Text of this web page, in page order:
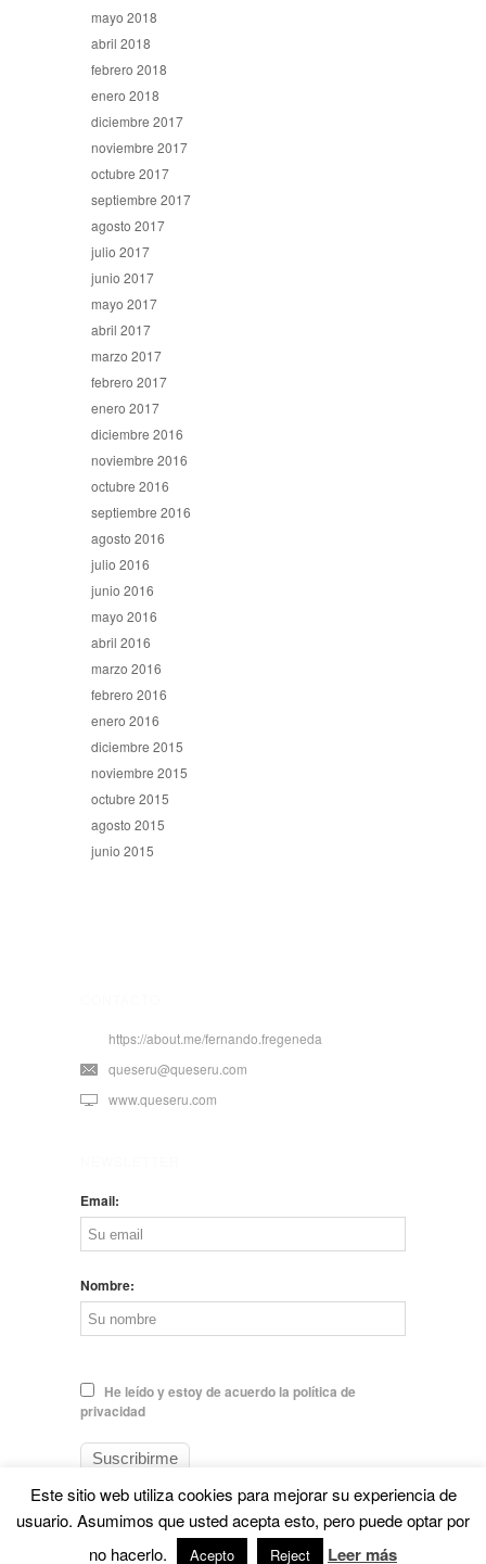
mayo 2018
abril 2018
febrero 2018
enero 2018
diciembre 2017
noviembre 2017
octubre 2017
septiembre 2017
agosto 2017
julio 2017
junio 2017
mayo 2017
abril 2017
marzo 2017
febrero 2017
enero 2017
diciembre 2016
noviembre 2016
octubre 2016
septiembre 2016
agosto 2016
julio 2016
junio 2016
mayo 2016
abril 2016
marzo 2016
febrero 2016
enero 2016
diciembre 2015
noviembre 2015
octubre 2015
agosto 2015
junio 2015
https://about.me/fernando.fregeneda
queseru@queseru.com
www.queseru.com
Email:
Nombre:
He leído y estoy de acuerdo la política de
privacidad
© EL QUESERU. Cheese Man |Aviso legal
Este sitio web utiliza cookies para mejorar su experiencia de
usuario. Asumimos que usted acepta esto, pero puede optar por
no hacerlo.
Acepto Reject Leer más